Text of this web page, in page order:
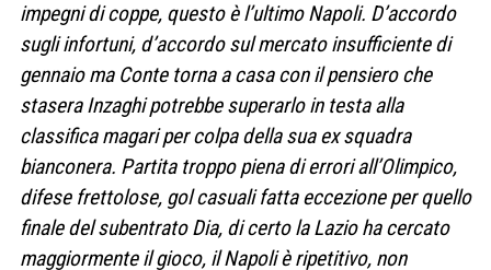
impegni di coppe, questo è l’ultimo Napoli. D’accordo
sugli infortuni, d’accordo sul mercato insufficiente di
gennaio ma Conte torna a casa con il pensiero che
stasera Inzaghi potrebbe superarlo in testa alla
classifica magari per colpa della sua ex squadra
bianconera. Partita troppo piena di errori all’Olimpico,
difese frettolose, gol casuali fatta eccezione per quello
finale del subentrato Dia, di certo la Lazio ha cercato
maggiormente il gioco, il Napoli è ripetitivo, non